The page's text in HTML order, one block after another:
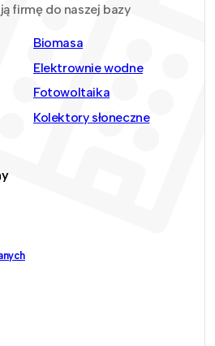
firmę do naszej bazy
Biomasa
Elektrownie wodne
Fotowoltaika
Kolektory słoneczne